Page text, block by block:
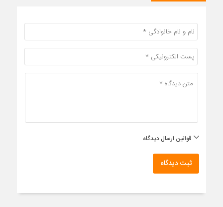
قوانین ارسال دیدگاه
ثبت دیدگاه